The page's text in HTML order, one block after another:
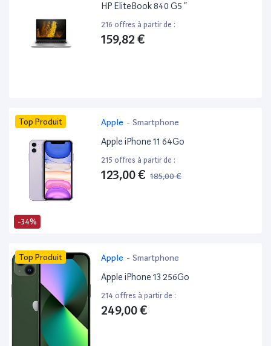
HP EliteBook 840 G5 ”
216 offres à partir de :
159,82 €
-34%
Top Produit Apple - Smartphone
Apple iPhone 11 64Go
215 offres à partir de :
123,00 € 185,00 €
Top Produit Apple - Smartphone
Apple iPhone 13 256Go
214 offres à partir de :
249,00 €